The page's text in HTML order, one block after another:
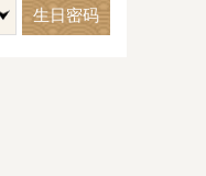
生日密码